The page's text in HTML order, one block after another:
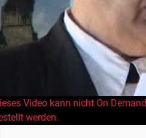
Video kann nicht On
werden.